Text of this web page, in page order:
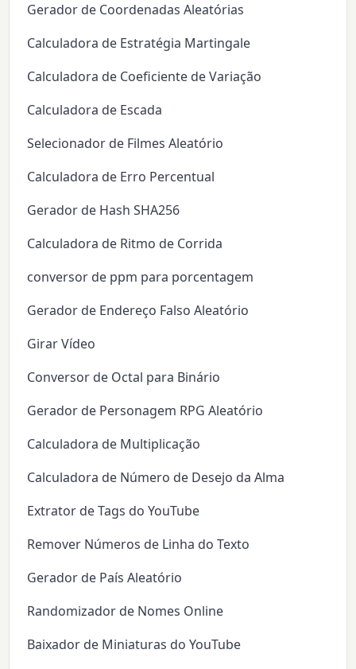
Gerador de Coordenadas Aleatórias
Calculadora de Estratégia Martingale
Calculadora de Coeficiente de Variação
Calculadora de Escada
Selecionador de Filmes Aleatório
Calculadora de Erro Percentual
Gerador de Hash SHA256
Calculadora de Ritmo de Corrida
conversor de ppm para porcentagem
Gerador de Endereço Falso Aleatório
Girar Vídeo
Conversor de Octal para Binário
Gerador de Personagem RPG Aleatório
Calculadora de Multiplicação
Calculadora de Número de Desejo da Alma
Extrator de Tags do YouTube
Remover Números de Linha do Texto
Gerador de País Aleatório
Randomizador de Nomes Online
Baixador de Miniaturas do YouTube